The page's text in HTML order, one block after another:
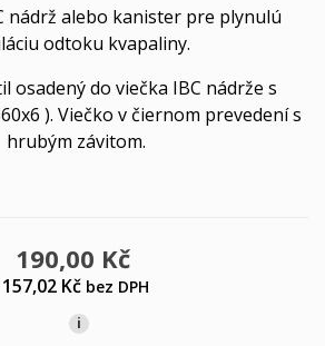
nádrž alebo kanister pre plynulú
odtoku kvapaliny.
osadený do viečka IBC nádrže s
). Viečko v čiernom prevedení s
hrubým závitom.
190,00 Kč
157,02 Kč bez DPH
i